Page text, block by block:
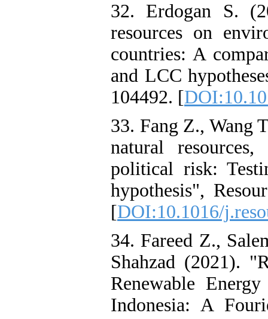
32. Erdogan S.
resources on
countries: A
and LCC
104492. [
33. Fang Z., Wang
natural
political risk:
hypothesis",
[DOI:10.1016/
34. Fareed Z.,
Shahzad (2021).
Renewable
Indonesia: A